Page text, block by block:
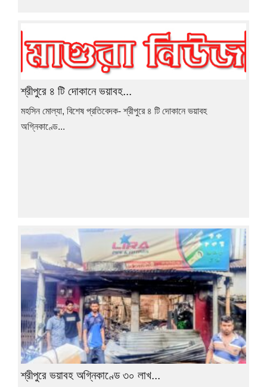
শ্রীপুরে ৪ টি দোকানে ভয়াবহ...
মহসিন মোল্যা, বিশেষ প্রতিবেদক- শ্রীপুরে ৪ টি দোকানে ভয়াবহ
অগ্নিকাণ্ডে...
শ্রীপুরে ভয়াবহ অগ্নিকাণ্ডে ৩০ লাখ...